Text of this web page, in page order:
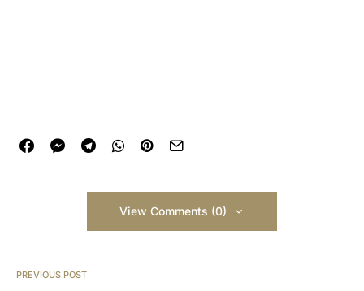
View Comments (0)
PREVIOUS POST